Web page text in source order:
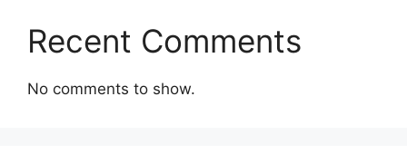
Recent Comments
No comments to show.